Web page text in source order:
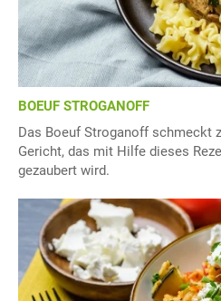
BOEUF STROGANOFF
Das Boeuf Stroganoff schmeckt
Gericht, das mit Hilfe dieses
gezaubert wird.